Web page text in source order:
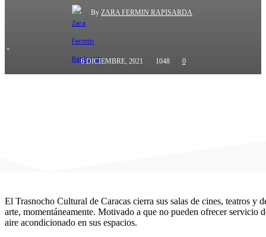
By ZARA FERMIN RAPISARDA
-
6 DICIEMBRE, 2021 1048 0
El Trasnocho Cultural de Caracas cierra sus salas de cines, teatros y
arte, momentáneamente. Motivado a que no pueden ofrecer servicio
aire acondicionado en sus espacios.